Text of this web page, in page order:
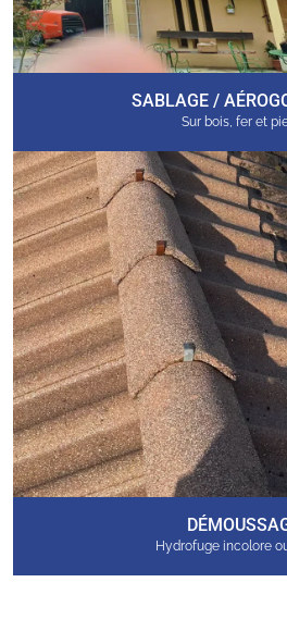
SABLAGE /
Sur bois, fer et
Hydrofuge incolore